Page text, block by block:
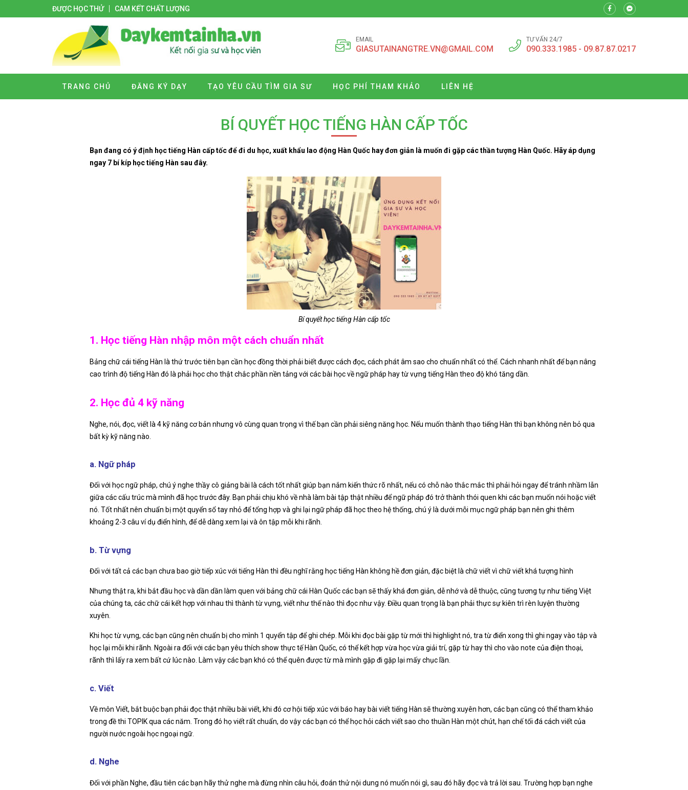
ĐƯỢC HỌC THỬ CAM KẾT CHẤT LƯỢNG
EMAIL
GIASUTAINANGTRE.VN@GMAIL.COM
TƯ VẤN 24/7
090.333.1985 - 09.87.87.0217
TRANG CHỦ ĐĂNG KÝ DẠY TẠO YÊU CẦU TÌM GIA SƯ HỌC PHÍ THAM KHẢO LIÊN HỆ
BÍ QUYẾT HỌC TIẾNG HÀN CẤP TỐC
Bạn đang có ý định học tiếng Hàn cấp tốc để đi du học, xuất khẩu lao động Hàn Quốc hay đơn giản là muốn đi gặp các thần tượng Hàn Quốc. Hãy áp dụng
ngay 7 bí kíp học tiếng Hàn sau đây.
Bí quyết học tiếng Hàn cấp tốc
1. Học tiếng Hàn nhập môn một cách chuẩn nhất
Bảng chữ cái tiếng Hàn là thứ trước tiên bạn cần học đồng thời phải biết được cách đọc, cách phát âm sao cho chuẩn nhất có thể. Cách nhanh nhất để bạn nâng
cao trình độ tiếng Hàn đó là phải học cho thật chắc phần nền tảng với các bài học về ngữ pháp hay từ vựng tiếng Hàn theo độ khó tăng dần.
2. Học đủ 4 kỹ năng
Nghe, nói, đọc, viết là 4 kỹ năng cơ bản nhưng vô cùng quan trọng vì thế bạn cần phải siêng năng học. Nếu muốn thành thạo tiếng Hàn thì bạn không nên bỏ qua
bất kỳ kỹ năng nào.
a. Ngữ pháp
Đối với học ngữ pháp, chú ý nghe thầy cô giảng bài là cách tốt nhất giúp bạn nắm kiến thức rõ nhất, nếu có chỗ nào thắc mắc thì phải hỏi ngay để tránh nhầm lẫn
giữa các cấu trúc mà mình đã học trước đây. Bạn phải chịu khó về nhà làm bài tập thật nhiều để ngữ pháp đó trở thành thói quen khi các bạn muốn nói hoặc viết
nó. Tốt nhất nên chuẩn bị một quyển sổ tay nhỏ để tổng hợp và ghi lại ngữ pháp đã học theo hệ thống, chú ý là dưới mỗi mục ngữ pháp bạn nên ghi thêm
khoảng 2-3 câu ví dụ điển hình, để dễ dàng xem lại và ôn tập mỗi khi rãnh.
b. Từ vựng
Đối với tất cả các bạn chưa bao giờ tiếp xúc với tiếng Hàn thì đều nghĩ rằng học tiếng Hàn không hề đơn giản, đặc biệt là chữ viết vì chữ viết khá tượng hình
Nhưng thật ra, khi bắt đầu học và dần dần làm quen với bảng chữ cái Hàn Quốc các bạn sẽ thấy khá đơn giản, dễ nhớ và dễ thuộc, cũng tương tự như tiếng Việt
của chúng ta, các chữ cái kết hợp với nhau thì thành từ vựng, viết như thế nào thì đọc như vậy. Điều quan trọng là bạn phải thực sự kiên trì rèn luyện thường
xuyên.
Khi học từ vựng, các bạn cũng nên chuẩn bị cho mình 1 quyển tập để ghi chép. Mỗi khi đọc bài gặp từ mới thì highlight nó, tra từ điển xong thì ghi ngay vào tập và
học lại mỗi khi rãnh. Ngoài ra đối với các bạn yêu thích show thực tế Hàn Quốc, có thể kết hợp vừa học vừa giải trí, gặp từ hay thì cho vào note của điện thoại,
rãnh thì lấy ra xem bất cứ lúc nào. Làm vậy các bạn khó có thể quên được từ mà mình gặp đi gặp lại mấy chục lần.
c. Viết
Về môn Viết, bắt buộc bạn phải đọc thật nhiều bài viết, khi đó cơ hội tiếp xúc với báo hay bài viết tiếng Hàn sẽ thường xuyên hơn, các bạn cũng có thể tham khảo
trong đề thi TOPIK qua các năm. Trong đó họ viết rất chuẩn, do vậy các bạn có thể học hỏi cách viết sao cho thuần Hàn một chút, hạn chế tối đá cách viết của
người nước ngoài học ngoại ngữ.
d. Nghe
Đối với phần Nghe, đầu tiên các bạn hãy thử nghe mà đừng nhìn câu hỏi, đoán thử nội dung nó muốn nói gì, sau đó hãy đọc và trả lời sau. Trường hợp bạn nghe